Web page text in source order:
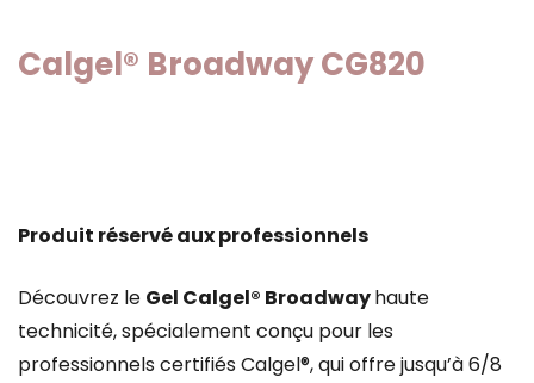
Calgel® Broadway CG820
Produit réservé aux professionnels
Découvrez le Gel Calgel® Broadwayhaute
technicité, spécialement conçu pour les
professionnels certifiés Calgel®, qui offre jusqu’à 6/8